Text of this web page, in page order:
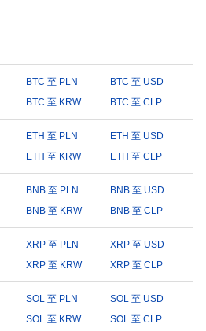
BTC 至 PLN
BTC 至 USD
BTC 至 KRW BTC 至 CLP
ETH 至 PLN
ETH 至 USD
ETH 至 KRW ETH 至 CLP
BNB 至 PLN
BNB 至 USD
BNB 至 KRW BNB 至 CLP
XRP 至 PLN
XRP 至 USD
XRP 至 KRW XRP 至 CLP
SOL 至 PLN
SOL 至 USD
SOL 至 KRW SOL 至 CLP